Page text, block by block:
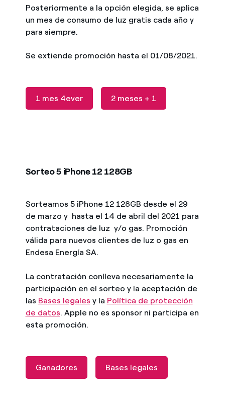
Posteriormente a la opción elegida, se aplica
un mes de consumo de luz gratis cada año y
para siempre.
Se extiende promoción hasta el 01/08/2021.
1 mes 4ever 2 meses + 1
Sorteo 5 iPhone 12 128GB
Sorteamos 5 iPhone 12 128GB desde el 29
de marzo y hasta el 14 de abril del 2021 para
contrataciones de luz y/o gas. Promoción
válida para nuevos clientes de luz o gas en
Endesa Energía SA.
La contratación conlleva necesariamente la
participación en el sorteo y la aceptación de
las Bases legales y la Política de protección
de datos. Apple no es sponsor ni participa en
esta promoción.
Ganadores Bases legales